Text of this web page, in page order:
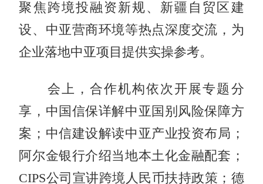
聚焦跨境投融资新规、新疆自贸区建
设、中亚营商环境等热点深度交流，为
企业落地中亚项目提供实操参考。
会上，合作机构依次开展专题分
享，中国信保详解中亚国别风险保障方
案；中信建设解读中亚产业投资布局；
阿尔金银行介绍当地本土化金融配套；
CIPS公司宣讲跨境人民币扶持政策；德